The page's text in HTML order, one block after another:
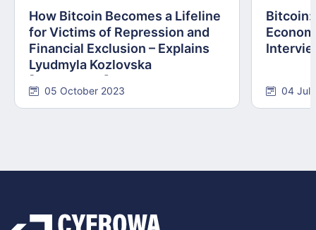
How Bitcoin Becomes a Lifeline
for Victims of Repression and
Financial Exclusion – Explains
Lyudmyla Kozlovska
05 October 2023
Bitcoin:
04